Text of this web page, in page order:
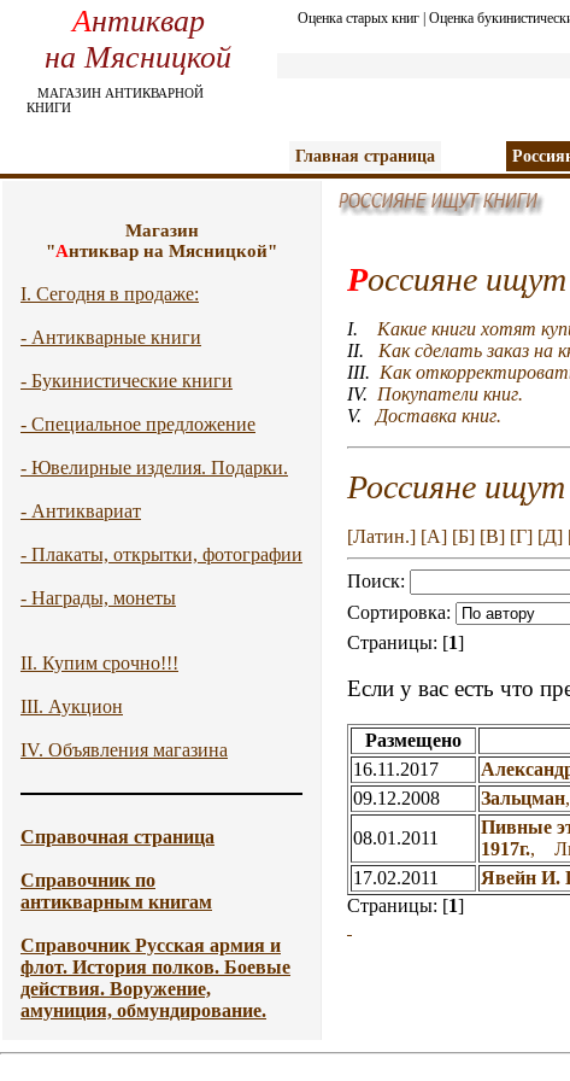
Антиквар
на Мясницкой
МАГАЗИН АНТИКВАРНОЙ
КНИГИ
Оценка старых книг Оценка
Главная страница
Магазин
"Антиквар на Мясницкой"
I. Сегодня в продаже:
- Антикварные книги
- Букинистические книги
- Специальное предложение
- Ювелирные изделия. Подарки.
- Антиквариат
- Плакаты, открытки, фотографии
- Награды, монеты
II. Купим срочно!!!
III. Аукцион
IV. Объявления магазина
Справочная страница
Справочник по
антикварным книгам
Справочник Русская армия и
флот. История полков. Боевые
действия. Воружение,
амуниция, обмундирование.
Россияне ищут
I. Какие книги хотят
II. Как сделать заказ на
III. Как
IV. Покупатели книг.
V. Доставка книг.
Россияне ищут
[Латин.] [А] [Б] [В] [Г] [Д]
Поиск:
Сортировка:
Страницы: [1]
Если у вас есть что
Размещено
16.11.2017
09.12.2008
Зальцман
08.01.2011
Пивные
1917г.,
17.02.2011
Явейн И.
Страницы: [1]